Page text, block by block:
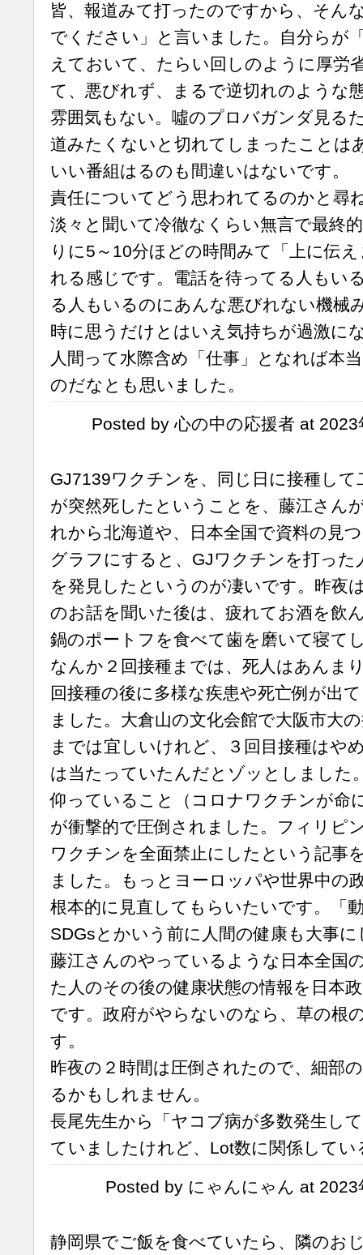
皆、報道みて打ったのですから、そん
でください」と言いました。自分らが
えておいて、たらい回しのように厚労
て、悪びれず、まるで逆切れのような
雰囲気もない。噓のプロバガンダ見る
道みたくないと切れてしまったことは
いい番組はるのも間違いはないです。
責任についてどう思われてるのかと尋
淡々と聞いて冷徹なくらい無言で最終
りに5～10分ほどの時間みて「上に伝
れる感じです。電話を待ってる人もい
る人もいるのにあんな悪びれない機械
時に思うだけとはいえ気持ちが過激に
人間って水際含め「仕事」となれば本
のだなとも思いました。
Posted by 心の中の応援者 at
GJ7139ワクチンを、同じ日に接種して
が突然死したということを、藤江さん
れから北海道や、日本全国で資料の見
グラフにすると、GJワクチンを打った
を発見したというのが凄いです。昨夜
のお話を聞いた後は、疲れてお酒を飲
鍋のポートフを食べて歯を磨いて寝て
なんか２回接種までは、死人はあんま
回接種の後に多様な疾患や死亡例が出
ました。大倉山の文化会館で大阪市大
までは宜しいけれど、３回目接種はや
は当たっていたんだとゾッとしました
仰っていること（コロナワクチンが命
が衝撃的で圧倒されました。フィリピ
ワクチンを全面禁止にしたという記事
ました。もっとヨーロッパや世界中の
根本的に見直してもらいたいです。「
SDGsとかいう前に人間の健康も大事
藤江さんのやっているような日本全国
た人のその後の健康状態の情報を日本
です。政府がやらないのなら、草の根
す。
昨夜の２時間は圧倒されたので、細部
るかもしれません。
長尾先生から「ヤコブ病が多数発生し
ていましたけれど、Lot数に関係して
Posted by にゃんにゃん at
静岡県でご飯を食べていたら、隣のお